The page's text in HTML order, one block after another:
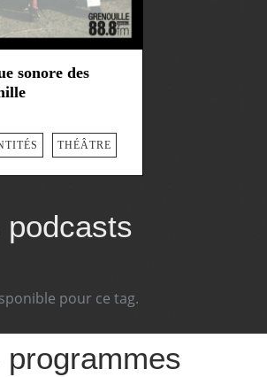
sonore des
THÉÂTRE
podcasts
pour ce tag.